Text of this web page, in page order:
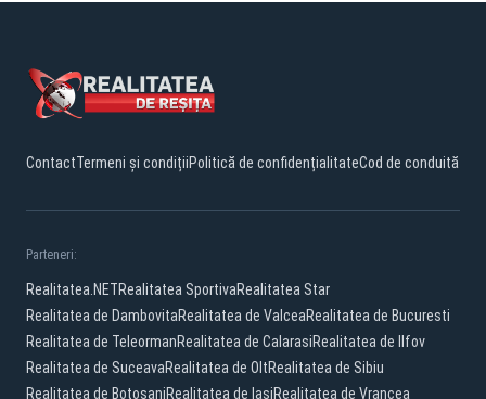
ContactTermeni și condițiiPolitică de confidențialitateCod de conduită
Parteneri:
Realitatea.NETRealitatea SportivaRealitatea Star
Realitatea de DambovitaRealitatea de ValceaRealitatea de Bucuresti
Realitatea de TeleormanRealitatea de CalarasiRealitatea de Ilfov
Realitatea de SuceavaRealitatea de OltRealitatea de Sibiu
Realitatea de BotosaniRealitatea de IasiRealitatea de Vrancea